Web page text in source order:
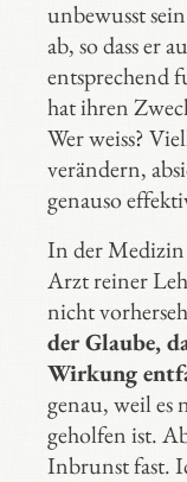
unbewusst
ab, so dass er
entsprechend
hat ihren
Wer weiss?
verändern,
genauso
In der Medizin
Arzt reiner
nicht
der Glaube,
Wirkung
genau, weil es
geholfen ist.
Inbrunst fast.